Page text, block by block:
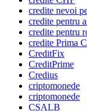
credite nevoi
credite pentru
credite pentru
credite Prima
CreditFix
CreditPrime
Credius
criptomonede
criptomonede
CSALB